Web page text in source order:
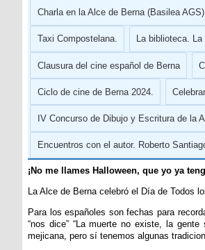
Charla en la Alce de Berna (Basilea
Taxi Compostelana. La biblioteca.
Clausura del cine español de Berna
Ciclo de cine de Berna 2024.
IV Concurso de Dibujo y Escritura de la
Encuentros con el autor. Roberto
¡No me llames Halloween, que yo ya
La Alce de Berna celebró el Día de Todos
Para los españoles son fechas para
“nos dice” “La muerte no existe, la
mejicana, pero sí tenemos algunas